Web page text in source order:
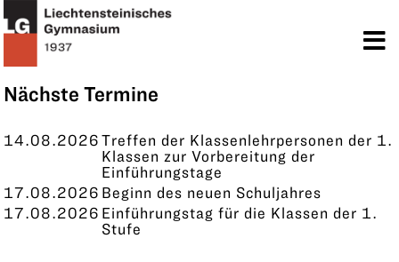
Nächste Termine
14.08.2026Treffen der Klassenlehrpersonen der 1.
Klassen zur Vorbereitung der
Einführungstage
17.08.2026 Beginn des neuen Schuljahres
17.08.2026 Einführungstag für die Klassen der 1.
Stufe
KONTAKT